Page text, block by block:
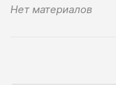
Нет материалов